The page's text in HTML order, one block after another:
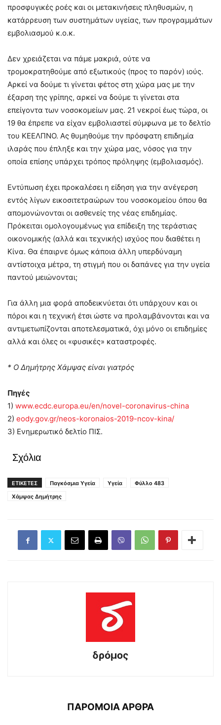
προσφυγικές ροές και οι μετακινήσεις πληθυσμών, η
κατάρρευση των συστημάτων υγείας, των προγραμμάτων
εμβολιασμού κ.ο.κ.
Δεν χρειάζεται να πάμε μακριά, ούτε να
τρομοκρατηθούμε από εξωτικούς (προς το παρόν) ιούς.
Αρκεί να δούμε τι γίνεται φέτος στη χώρα μας με την
έξαρση της γρίπης, αρκεί να δούμε τι γίνεται στα
επείγοντα των νοσοκομείων μας. 21 νεκροί έως τώρα, οι
19 θα έπρεπε να είχαν εμβολιαστεί σύμφωνα με το δελτίο
του ΚΕΕΛΠΝΟ. Ας θυμηθούμε την πρόσφατη επιδημία
ιλαράς που έπληξε και την χώρα μας, νόσος για την
οποία επίσης υπάρχει τρόπος πρόληψης (εμβολιασμός).
Εντύπωση έχει προκαλέσει η είδηση για την ανέγερση
εντός λίγων εικοσιτετραώρων του νοσοκομείου όπου θα
απομονώνονται οι ασθενείς της νέας επιδημίας.
Πρόκειται ομολογουμένως για επίδειξη της τεράστιας
οικονομικής (αλλά και τεχνικής) ισχύος που διαθέτει η
Κίνα. Θα έπαιρνε όμως κάποια άλλη υπερδύναμη
αντίστοιχα μέτρα, τη στιγμή που οι δαπάνες για την υγεία
παντού μειώνονται;
Για άλλη μια φορά αποδεικνύεται ότι υπάρχουν και οι
πόροι και η τεχνική έτσι ώστε να προλαμβάνονται και να
αντιμετωπίζονται αποτελεσματικά, όχι μόνο οι επιδημίες
αλλά και όλες οι «φυσικές» καταστροφές.
* Ο Δημήτρης Χάμψας είναι γιατρός
Πηγές
1) www.ecdc.europa.eu/en/novel-coronavirus-china
2) eody.gov.gr/neos-koronaios-2019-ncov-kina/
3) Ενημερωτικό δελτίο ΠΙΣ.
Σχόλια
ΕΤΙΚΕΤΕΣ Παγκόσμια Υγεία Υγεία
Φύλλο 483
Χάμψας Δημήτρης
δρόμος
ΠΑΡΟΜΟΙΑ ΑΡΘΡΑ